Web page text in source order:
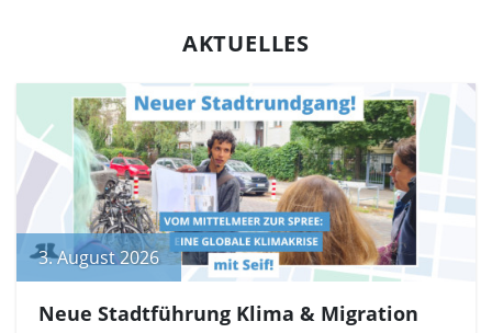
AKTUELLES
3. August 2026
Neue Stadtführung Klima & Migration